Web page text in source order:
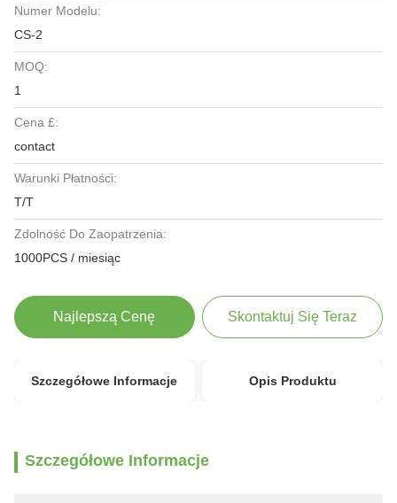
Numer Modelu:
CS-2
MOQ:
1
Cena £:
contact
Warunki Płatności:
T/T
Zdolność Do Zaopatrzenia:
1000PCS / miesiąc
Najlepszą Cenę Skontaktuj Się Teraz
Szczegółowe Informacje Opis Produktu
Szczegółowe Informacje